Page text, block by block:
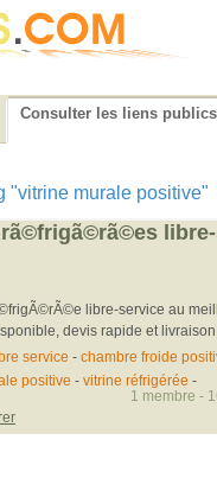
Consulter les liens publics
"vitrine murale positive"
libre-service au
devis rapide et
service - chambre froide
positive - vitrine réfrigérée -
1 membre -